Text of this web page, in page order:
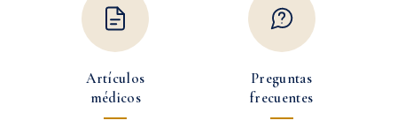
Artículos
médicos
Preguntas
frecuentes